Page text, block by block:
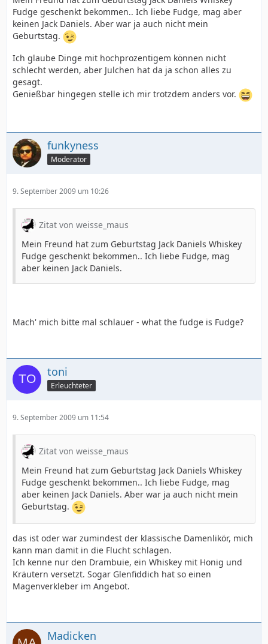
Fudge geschenkt bekommen.. Ich liebe Fudge, mag aber
keinen Jack Daniels. Aber war ja auch nicht mein
Geburtstag.
Ich glaube Dinge mit hochprozentigem können nicht
schlecht werden, aber Julchen hat da ja schon alles zu
gesagt.
Genießbar hingegen stelle ich mir trotzdem anders vor.
funkyness
Moderator
9. September 2009 um 10:26
Zitat von weisse_maus
Mein Freund hat zum Geburtstag Jack Daniels Whiskey
Fudge geschenkt bekommen.. Ich liebe Fudge, mag
aber keinen Jack Daniels.
Mach' mich bitte mal schlauer - what the fudge is Fudge?
toni
Erleuchteter
9. September 2009 um 11:54
Zitat von weisse_maus
Mein Freund hat zum Geburtstag Jack Daniels Whiskey
Fudge geschenkt bekommen.. Ich liebe Fudge, mag
aber keinen Jack Daniels. Aber war ja auch nicht mein
Geburtstag.
das ist oder war zumindest der klassische Damenlikör, mich
kann man damit in die Flucht schlagen.
Ich kenne nur den Drambuie, ein Whiskey mit Honig und
Kräutern versetzt. Sogar Glenfiddich hat so einen
Magenverkleber im Angebot.
Madicken